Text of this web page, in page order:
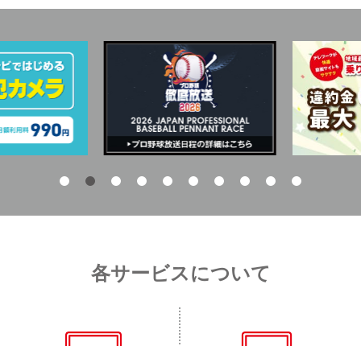
各サービスについて